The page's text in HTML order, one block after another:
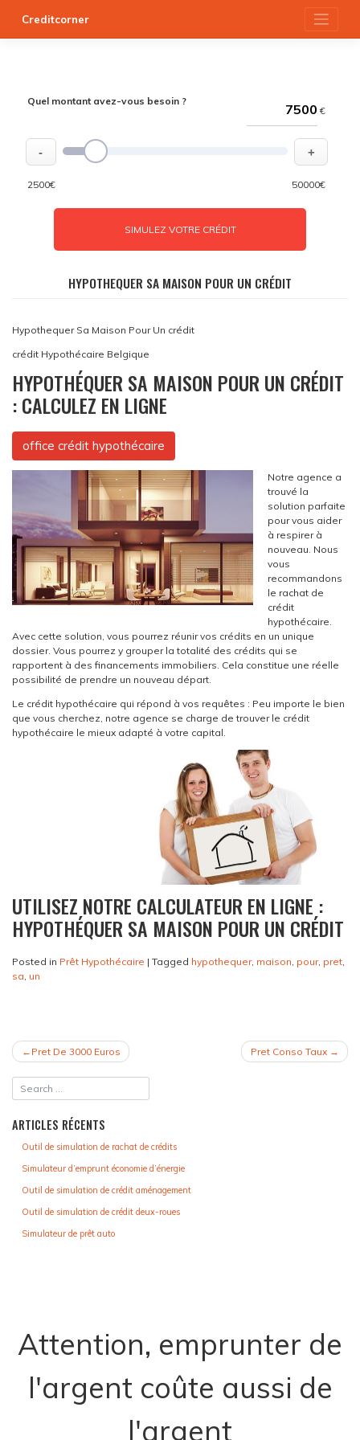
content
Creditcorner
Quel montant avez-vous besoin ?
€
- +
2500€ 50000€
SIMULEZ VOTRE CRÉDIT
HYPOTHEQUER SA MAISON POUR UN CRÉDIT
Hypothequer Sa Maison Pour Un crédit
crédit Hypothécaire Belgique
HYPOTHÉQUER SA MAISON POUR UN CRÉDIT
: CALCULEZ EN LIGNE
office crédit hypothécaire
Notre agence a
trouvé la
solution parfaite
pour vous aider
à respirer à
nouveau. Nous
vous
recommandons
le rachat de
crédit
hypothécaire.
Avec cette solution, vous pourrez réunir vos crédits en un unique
dossier. Vous pourrez y grouper la totalité des crédits qui se
rapportent à des financements immobiliers. Cela constitue une réelle
possibilité de prendre un nouveau départ.
Le crédit hypothécaire qui répond à vos requêtes : Peu importe le bien
que vous cherchez, notre agence se charge de trouver le crédit
hypothécaire le mieux adapté à votre capital.
UTILISEZ NOTRE CALCULATEUR EN LIGNE :
HYPOTHÉQUER SA MAISON POUR UN CRÉDIT
Posted in Prêt Hypothécaire | Tagged hypothequer, maison, pour, pret,
sa, un
NAVIGATION
DE
L’ARTICLE
Pret De 3000 Euros Pret Conso Taux
ARTICLES RÉCENTS
Outil de simulation de rachat de crédits
Simulateur d’emprunt économie d’énergie
Outil de simulation de crédit aménagement
Outil de simulation de crédit deux-roues
Simulateur de prêt auto
Attention, emprunter de
l'argent coûte aussi de
l'argent